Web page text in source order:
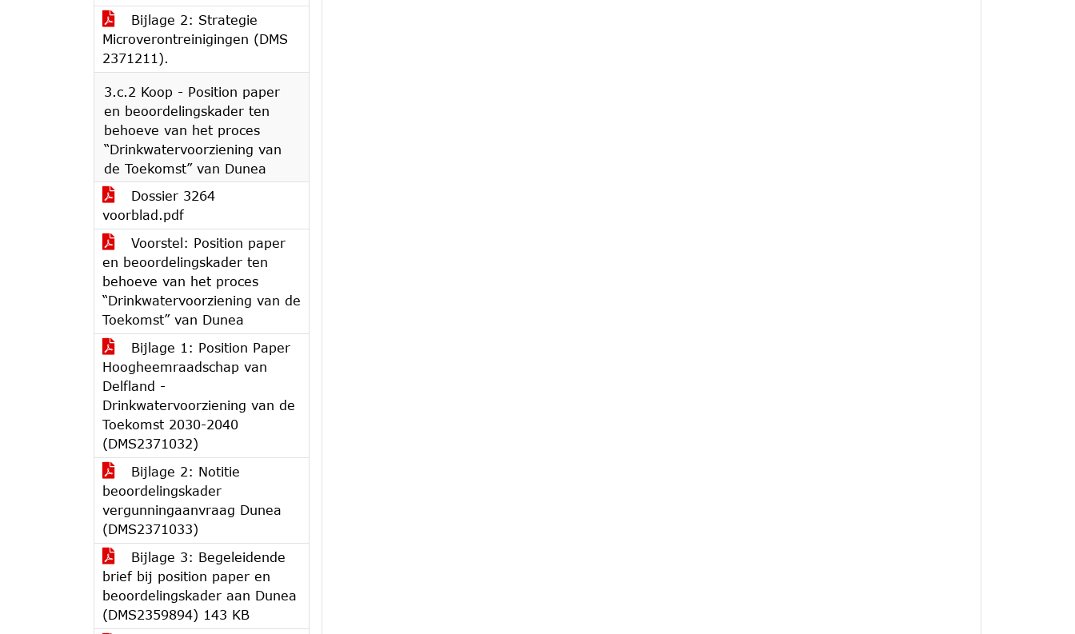
Bijlage 2: Strategie
Microverontreinigingen (DMS
2371211).
3.c.2 Koop - Position paper
en beoordelingskader ten
behoeve van het proces
“Drinkwatervoorziening van
de Toekomst” van Dunea
Dossier 3264
voorblad.pdf
Voorstel: Position paper
en beoordelingskader ten
behoeve van het proces
“Drinkwatervoorziening van de
Toekomst” van Dunea
Bijlage 1: Position Paper
Hoogheemraadschap van
Delfland -
Drinkwatervoorziening van de
Toekomst 2030-2040
(DMS2371032)
Bijlage 2: Notitie
beoordelingskader
vergunningaanvraag Dunea
(DMS2371033)
Bijlage 3: Begeleidende
brief bij position paper en
beoordelingskader aan Dunea
(DMS2359894) 143 KB